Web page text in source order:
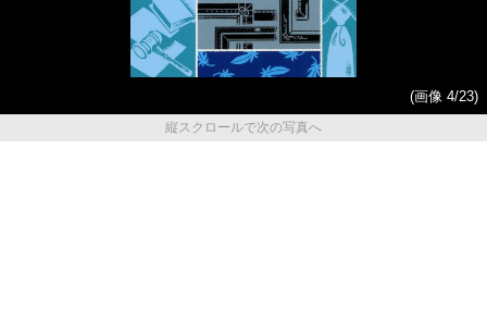
(画像 4/23)
縦スクロールで次の写真へ